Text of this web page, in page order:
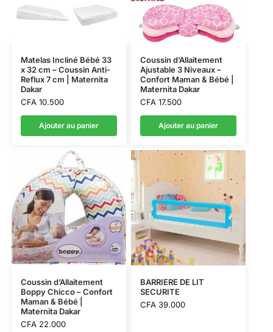
Matelas Incliné Bébé 33
x 32 cm – Coussin Anti-
Reflux 7 cm | Maternita
Dakar
CFA10.500
Ajouter au panier
Coussin d’Allaitement
Ajustable 3 Niveaux –
Confort Maman & Bébé |
Maternita Dakar
CFA17.500
Ajouter au panier
Coussin d’Allaitement
Boppy Chicco – Confort
Maman & Bébé |
Maternita Dakar
CFA22.000
BARRIERE DE LIT
SECURITE
CFA39.000